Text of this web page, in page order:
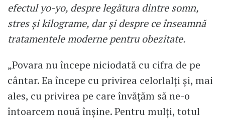
efectul yo-yo, despre legătura dintre somn,
stres și kilograme, dar și despre ce înseamnă
tratamentele moderne pentru obezitate.
„Povara nu începe niciodată cu cifra de pe
cântar. Ea începe cu privirea celorlalți și, mai
ales, cu privirea pe care învățăm să ne-o
întoarcem nouă înșine. Pentru mulți, totul